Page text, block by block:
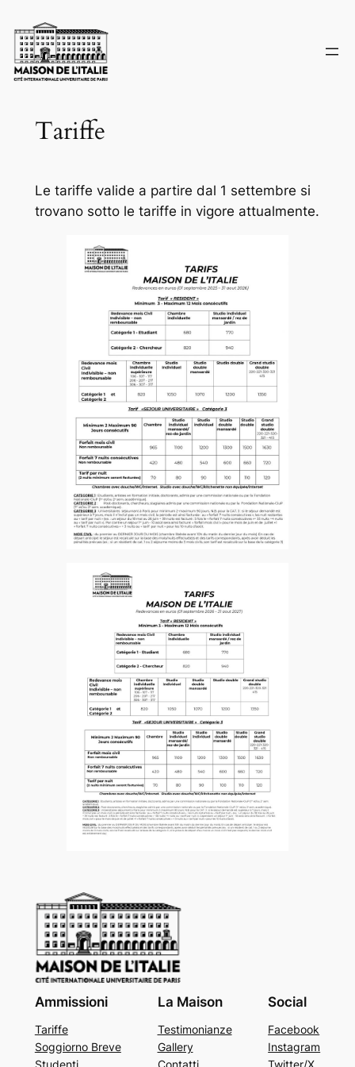
to
content
Tariffe
Le tariffe valide a partire dal 1 settembre si
trovano sotto le tariffe in vigore attualmente.
Ammissioni
Tariffe
Soggiorno Breve
Studenti
La Maison
Testimonianze
Gallery
Contatti
Social
Facebook
Instagram
Twitter/X